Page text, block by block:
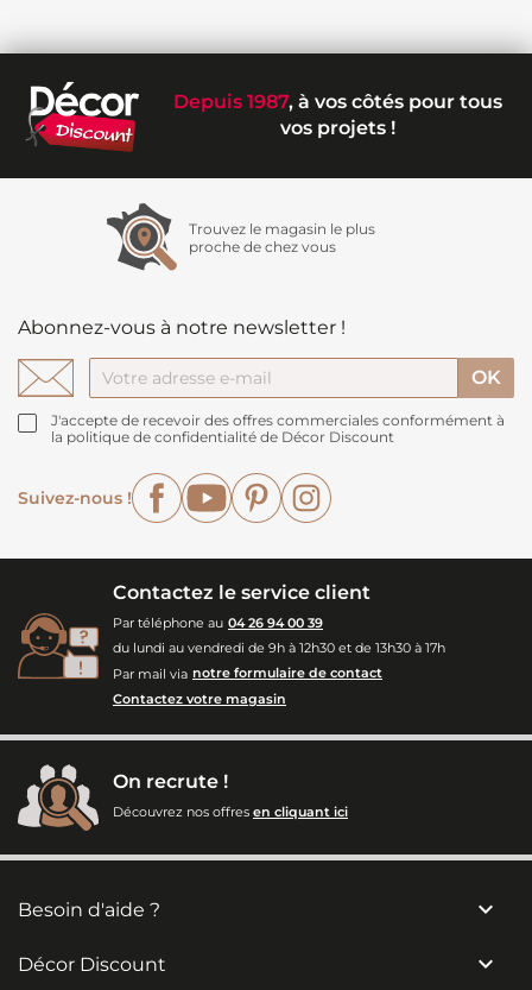
Depuis 1987, à vos côtés pour tous
vos projets !
Trouvez le magasin le plus
proche de chez vous
Abonnez-vous à notre newsletter !
J'accepte de recevoir des offres commerciales conformément à
la politique de confidentialité de Décor Discount
Suivez-nous !
FacebookYouTubePinterest
Contactez le service client
Par téléphone au 04 26 94 00 39
du lundi au vendredi de 9h à 12h30 et de 13h30 à 17h
Par mail via notre formulaire de contact
Contactez votre magasin
On recrute !
Découvrez nos offres en cliquant ici
Besoin d'aide ? 
Décor Discount 